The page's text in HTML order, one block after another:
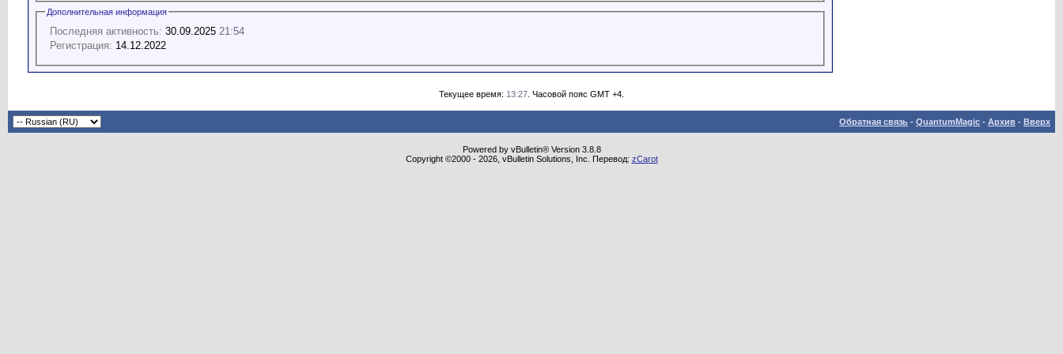
Дополнительная информация
Последняя активность: 30.09.2025 21:54
Регистрация: 14.12.2022
Текущее время: 13:27 . Часовой пояс GMT +4.
Обратная связь - QuantumMagic - Архив - Вверх
Powered by vBulletin® Version 3.8.8
Copyright ©2000 - 2026, vBulletin Solutions, Inc. Перевод: zCarot